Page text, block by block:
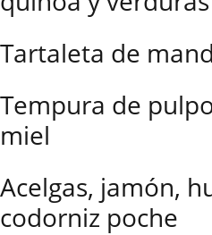
Tartaleta de
Tempura de
miel
Acelgas, jamón,
codorniz poche